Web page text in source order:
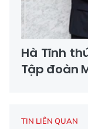
Hà Tĩnh
Tập đoàn
TIN LIÊN QUAN